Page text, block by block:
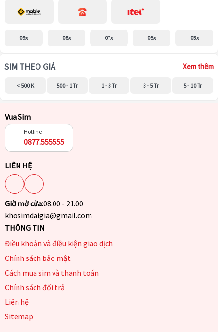
09x 08x 07x 05x 03x
SIM THEO GIÁ Xem thêm
< 500 K 500 - 1 Tr 1 - 3 Tr 3 - 5 Tr 5 - 10 Tr
Vua Sim
Hotline
0877.555555
LIÊN HỆ
Giờ mở cửa:08:00 - 21:00
khosimdaigia@gmail.com
THÔNG TIN
Điều khoản và điều kiện giao dịch
Chính sách bảo mật
Cách mua sim và thanh toán
Chính sách đổi trả
Liên hệ
Sitemap